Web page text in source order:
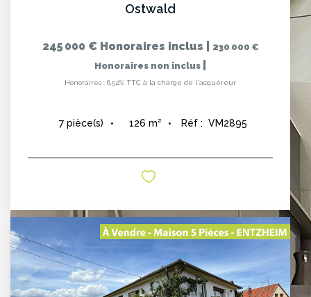
Ostwald
245 000 € Honoraires inclus
230 000 €
Honoraires non inclus
Honoraires : 6,52% TTC à la charge de l'acquéreur
7 pièce(s) 126 m² Réf : VM2895